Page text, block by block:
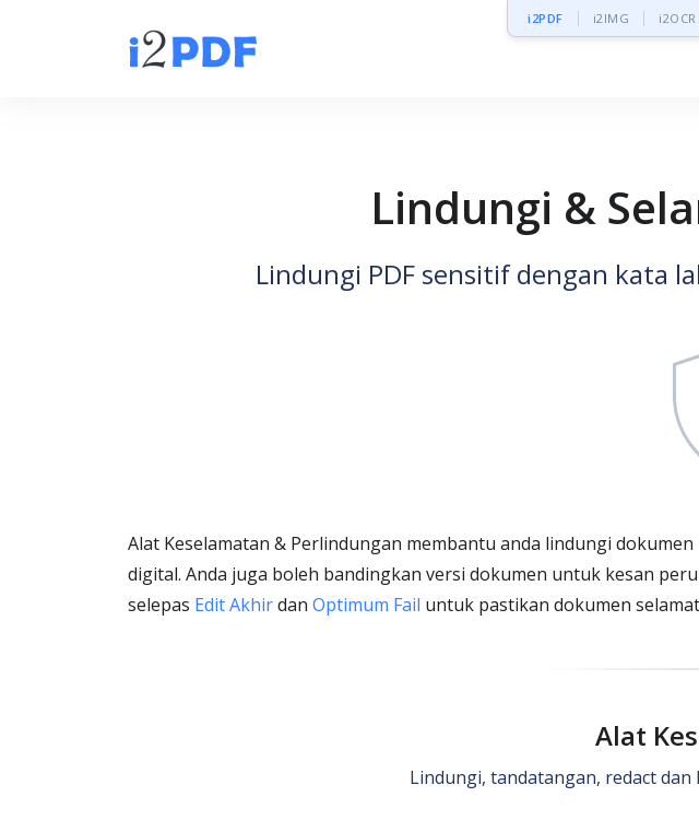
i2PDF i2IMG i2OCR
Lindungi &
Lindungi PDF sensitif dengan kata
Alat Keselamatan & Perlindungan membantu anda lindungi
digital. Anda juga boleh bandingkan versi dokumen untuk kesan
selepas Edit Akhirdan Optimum Fail untuk pastikan dokumen
Alat
Lindungi, tandatangan, redact dan